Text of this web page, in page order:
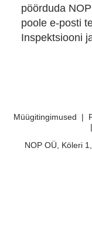
pöörduda
poole e-posti
Inspektsiooni
Müügitingimused |
|
NOP OÜ, Köleri